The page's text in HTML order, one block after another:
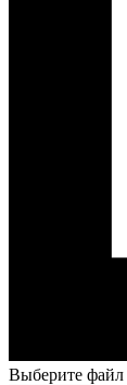
Выберите файл